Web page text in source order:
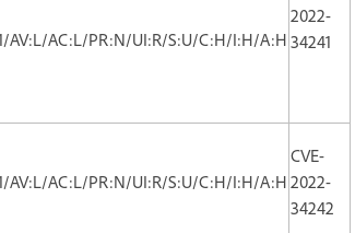
AV:L/AC:L/PR:N/UI:R/S:U/C:H/I:H/A:H
2022-
34241
AV:L/AC:L/PR:N/UI:R/S:U/C:H/I:H/A:H
CVE-
2022-
34242